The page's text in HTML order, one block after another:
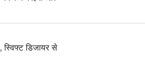
स्विफ्ट डिजायर से